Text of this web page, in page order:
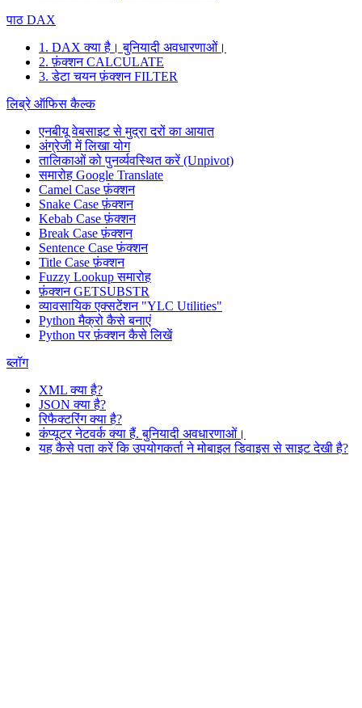
पाठ DAX
1. DAX क्या है। बुनियादी अवधारणाओं।
2. फ़ंक्शन CALCULATE
3. डेटा चयन फ़ंक्शन FILTER
लिब्रे ऑफिस कैल्क
एनबीयू वेबसाइट से मुद्रा दरों का आयात
अंग्रेजी में लिखा योग
तालिकाओं को पुनर्व्यवस्थित करें (Unpivot)
समारोह Google Translate
Camel Case फ़ंक्शन
Snake Case फ़ंक्शन
Kebab Case फ़ंक्शन
Break Case फ़ंक्शन
Sentence Case फ़ंक्शन
Title Case फ़ंक्शन
Fuzzy Lookupसमारोह
फ़ंक्शन GETSUBSTR
व्यावसायिक एक्सटेंशन "YLC Utilities"
Python मैक्रो कैसे बनाएं
Python पर फ़ंक्शन कैसे लिखें
ब्लॉग
XML क्या है?
JSON क्या है?
रिफैक्टरिंग क्या है?
कंप्यूटर नेटवर्क क्या हैं. बुनियादी अवधारणाओं।
यह कैसे पता करें कि उपयोगकर्ता ने मोबाइल डिवाइस से साइट देखी है?